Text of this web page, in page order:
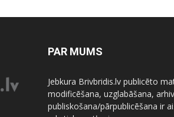
PAR MUMS
Jebkura Brivbridis.lv publicēto
modificēšana, uzglabāšana,
publiskošana/pārpublicēšana ir